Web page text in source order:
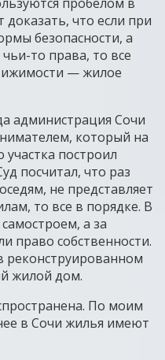
доказать, что если при
безопасности, а
то права, то все
— жилое
администрация Сочи
который на
участка построил
посчитал, что раз
не представляет
то все в порядке. В
а за
право собственности.
реконструированном
жилой дом.
По моим
в Сочи жилья имеют